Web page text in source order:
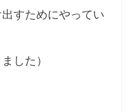
すためにやってい
した）